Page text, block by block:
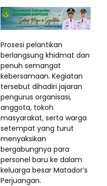
Prosesi pelantikan
berlangsung khidmat dan
penuh semangat
kebersamaan. Kegiatan
tersebut dihadiri jajaran
pengurus organisasi,
anggota, tokoh
masyarakat, serta warga
setempat yang turut
menyaksikan
bergabungnya para
personel baru ke dalam
keluarga besar Matador’s
Perjuangan.